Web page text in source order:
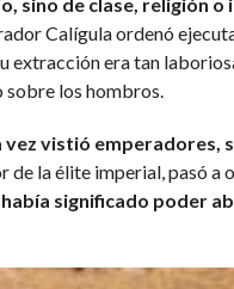
Calígula ordenó
extracción era tan
sobre los hombros.
vez vistió emperadores,
de la élite imperial, pasó a
significado poder